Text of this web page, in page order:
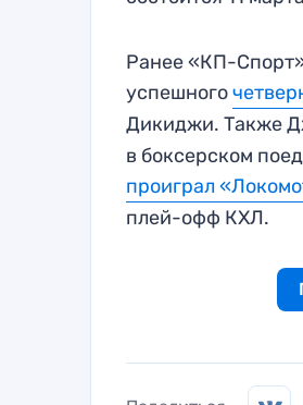
Ранее «КП-
успешного
Дикиджи. Также
в боксерском
проиграл
плей-офф КХЛ.